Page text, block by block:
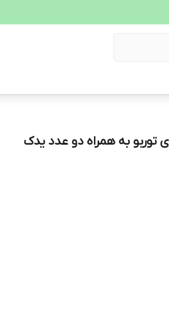
توربو به همراه دو عدد یدک